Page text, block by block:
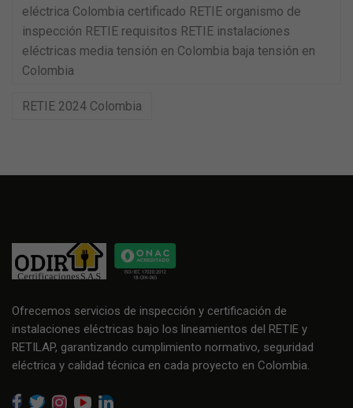
eléctrica Colombia certificado RETIE organismo de
inspección RETIE requisitos RETIE instalaciones
eléctricas media tensión en Colombia baja tensión en
Colombia
RETIE 2024 Colombia
Ofrecemos servicios de inspección y certificación de
instalaciones eléctricas bajo los lineamientos del RETIE y
RETILAP, garantizando cumplimiento normativo, seguridad
eléctrica y calidad técnica en cada proyecto en Colombia.